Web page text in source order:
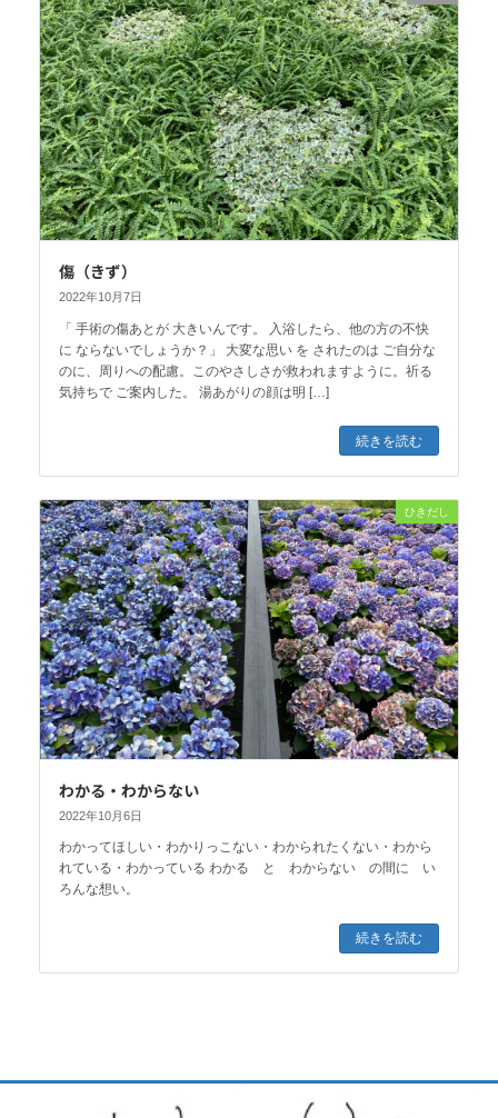
傷（きず）
2022年10月7日
「 手術の傷あとが 大きいんです。 入浴したら、他の方の不快
に ならないでしょうか？」 大変な思い を されたのは ご自分な
のに、周りへの配慮。このやさしさが救われますように。祈る
気持ちで ご案内した。 湯あがりの顔は明 […]
続きを読む
ひきだし
わかる・わからない
2022年10月6日
わかってほしい・わかりっこない・わかられたくない・わから
れている・わかっている わかる と わからない の間に い
ろんな想い。
続きを読む